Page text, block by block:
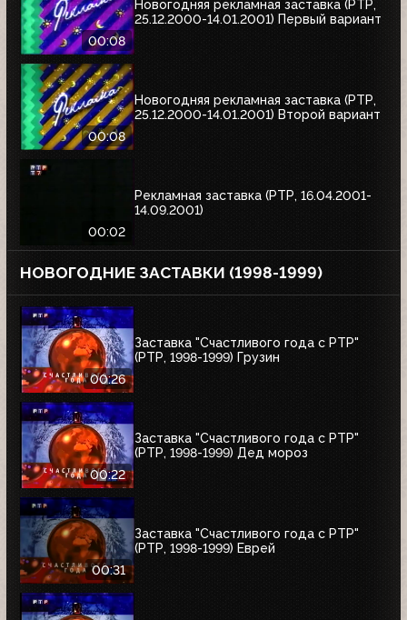
00:08
Новогодняя рекламная заставка (РТР,
25.12.2000-14.01.2001) Первый вариант
00:08
Новогодняя рекламная заставка (РТР,
25.12.2000-14.01.2001) Второй вариант
00:02
Рекламная заставка (РТР, 16.04.2001-
14.09.2001)
НОВОГОДНИЕ ЗАСТАВКИ (1998-1999)
00:26
Заставка "Счастливого года с РТР"
(РТР, 1998-1999) Грузин
00:22
Заставка "Счастливого года с РТР"
(РТР, 1998-1999) Дед мороз
00:31
Заставка "Счастливого года с РТР"
(РТР, 1998-1999) Еврей